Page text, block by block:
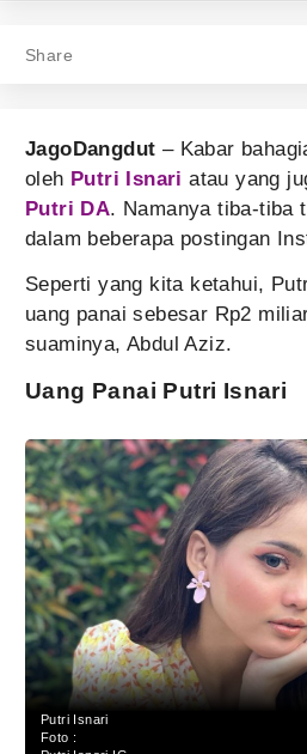
Share
JagoDangdut – Kabar
oleh Putri Isnari atau yang
Putri DA. Namanya tiba-tiba
dalam beberapa postingan
Seperti yang kita ketahui,
uang panai sebesar Rp2
suaminya, Abdul Aziz.
Uang Panai Putri Isnari
Putri Isnari
Foto :